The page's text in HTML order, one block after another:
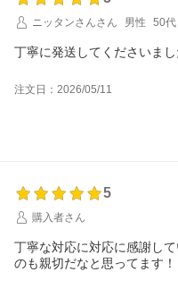
ニッタンさんさん
男性 50代
丁寧に発送してくださいまし
注文日：2026/05/11
5
購入者さん
丁寧な対応に対応に感謝し
のも親切だなと思ってます！